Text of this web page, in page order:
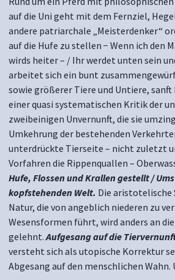
auf die Uni geht mit dem Fernziel,
andere patriarchale „Meisterdenker“
auf die Hufe zu stellen − Wenn ich den
wirds heiter – / Ihr werdet unten sein
arbeitet sich ein bunt
sowie größerer Tiere und Untiere, sanft
einer quasi systematischen Kritik der
zweibeinigen Unvernunft, die sie
Umkehrung der bestehenden
unterdrückte Tierseite – nicht zuletzt
Vorfahren die Rippenquallen –
Hufe, Flossen und Krallen gestellt /
kopfstehenden Welt. Die
Natur, die von angeblich niederen zu
Wesensformen führt, wird anders an
gelehnt.Aufgesang auf die
versteht sich als utopische Korrektur
Abgesang auf den menschlichen Wahn.